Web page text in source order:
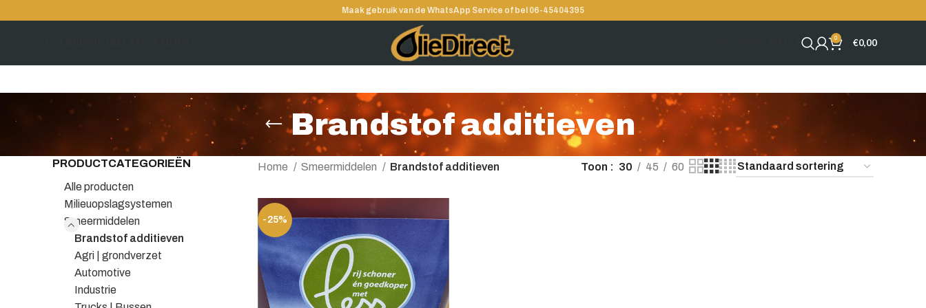
Maak gebruik van de WhatsApp Service of bel 06-45404395
0 €0,00
Brandstof additieven
PRODUCTCATEGORIEËN
Alle producten
Milieuopslagsystemen
Smeermiddelen
Brandstof additieven
Agri | grondverzet
Automotive
Industrie
Home Smeermiddelen Brandstof additieven Toon 30 45 60
-25%